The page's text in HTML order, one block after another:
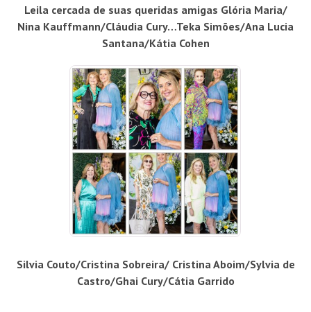
Leila cercada de suas queridas amigas Glória Maria/
Nina Kauffmann/Cláudia Cury…Teka Simões/Ana Lucia
Santana/Kátia Cohen
Silvia Couto/Cristina Sobreira/ Cristina Aboim/Sylvia de
Castro/Ghai Cury/Cátia Garrido